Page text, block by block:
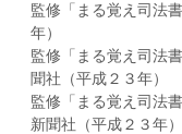
監修「まる覚え司法
年）
監修「まる覚え司法
聞社（平成２３年）
監修「まる覚え司法
新聞社（平成２３年）